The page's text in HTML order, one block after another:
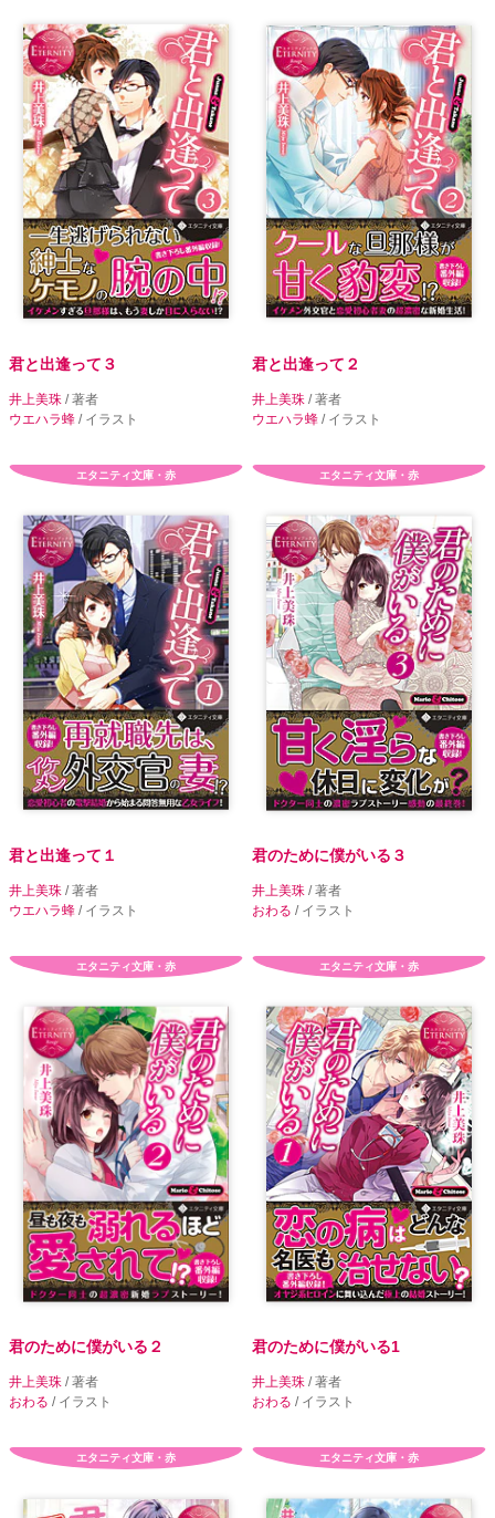
君と出逢って３
井上美珠 / 著者
ウエハラ蜂 / イラスト
君と出逢って２
井上美珠 / 著者
ウエハラ蜂 / イラスト
エタニティ文庫・赤
君と出逢って１
井上美珠 / 著者
ウエハラ蜂 / イラスト
エタニティ文庫・赤
君のために僕がいる３
井上美珠 / 著者
おわる / イラスト
エタニティ文庫・赤
君のために僕がいる２
井上美珠 / 著者
おわる / イラスト
エタニティ文庫・赤
君のために僕がいる1
井上美珠 / 著者
おわる / イラスト
エタニティ文庫・赤 エタニティ文庫・赤